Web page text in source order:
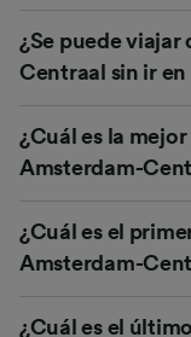
¿Se puede viajar
Centraal sin ir
¿Cuál es la
Amsterdam-
¿Cuál es el
Amsterdam-
¿Cuál es el